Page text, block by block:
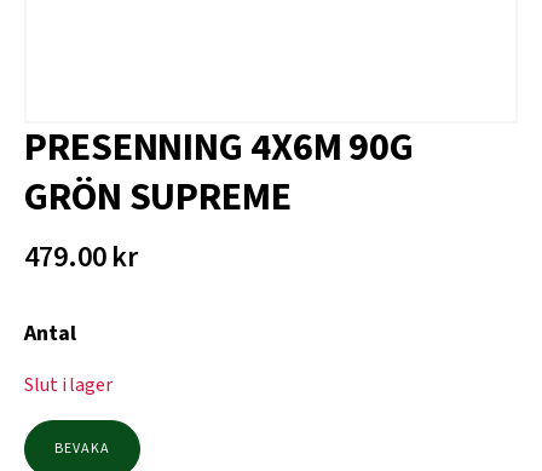
PRESENNING 4X6M 90G
GRÖN SUPREME
479.00kr
Antal
Slut i lager
BEVAKA